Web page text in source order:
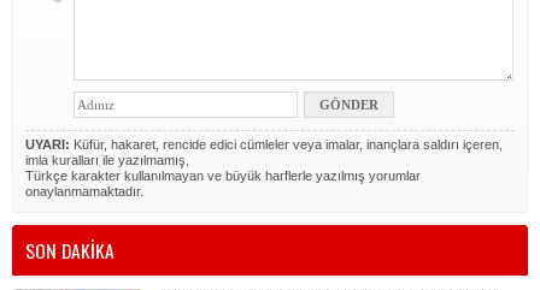
UYARI: Küfür, hakaret, rencide edici cümleler veya imalar, inançlara saldırı içeren,
imla kuralları ile yazılmamış,
Türkçe karakter kullanılmayan ve büyük harflerle yazılmış yorumlar
onaylanmamaktadır.
SON DAKİKA